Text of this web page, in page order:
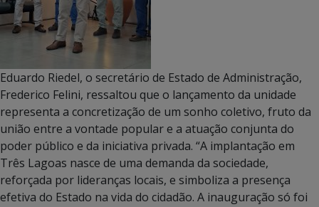
Eduardo Riedel, o secretário de Estado de Administração,
Frederico Felini, ressaltou que o lançamento da unidade
representa a concretização de um sonho coletivo, fruto da
união entre a vontade popular e a atuação conjunta do
poder público e da iniciativa privada. “A implantação em
Três Lagoas nasce de uma demanda da sociedade,
reforçada por lideranças locais, e simboliza a presença
efetiva do Estado na vida do cidadão. A inauguração só foi